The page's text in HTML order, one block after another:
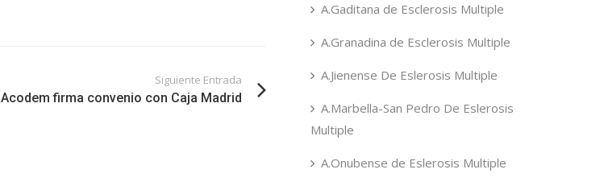
Siguiente Entrada
Acodem firma convenio con Caja Madrid
A.Gaditana de Esclerosis Multiple
A.Granadina de Esclerosis Multiple
A.Jienense De Eslerosis Multiple
A.Marbella-San Pedro De Eslerosis
Multiple
A.Onubense de Eslerosis Multiple